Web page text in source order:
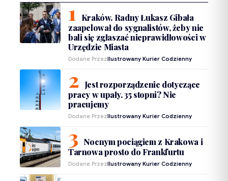
Kraków. Radny Łukasz Gibała
zaapelował do sygnalistów, żeby nie
bali się zgłaszać nieprawidłowości w
Urzędzie Miasta
Dodane PrzezIlustrowany Kurier Codzienny
Jest rozporządzenie dotyczące
pracy w upały. 35 stopni? Nie
pracujemy
Dodane PrzezIlustrowany Kurier Codzienny
Nocnym pociągiem z Krakowa i
Tarnowa prosto do Frankfurtu
Dodane PrzezIlustrowany Kurier Codzienny